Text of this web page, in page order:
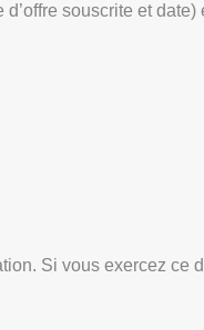
souscrite et
Si vous exercez ce